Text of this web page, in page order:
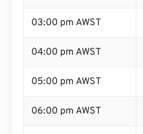
03:00 pm AWST
04:00 pm AWST
05:00 pm AWST
06:00 pm AWST